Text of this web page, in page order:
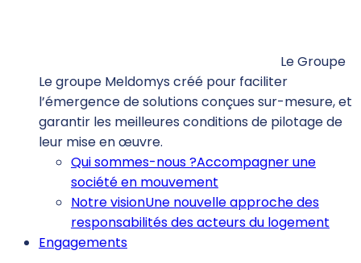
Le Groupe
Le groupe Meldomys créé pour faciliter
l’émergence de solutions conçues sur-mesure, et
garantir les meilleures conditions de pilotage de
leur mise en œuvre.
Qui sommes-nous ?Accompagner une
société en mouvement
Notre visionUne nouvelle approche des
responsabilités des acteurs du logement
Engagements